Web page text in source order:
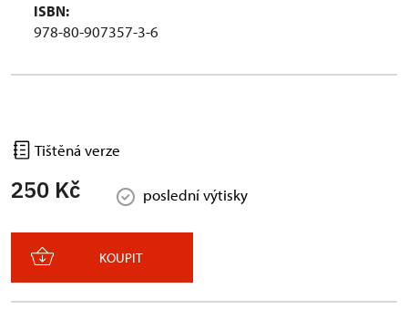
ISBN:
978-80-907357-3-6
Tištěná verze
250 Kč poslední výtisky
KOUPIT